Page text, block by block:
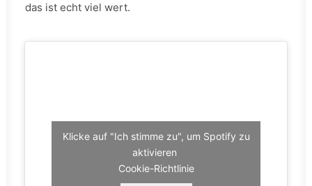
das ist echt viel wert.
Klicke auf "Ich stimme zu", um Spotify zu
aktivieren
Cookie-Richtlinie